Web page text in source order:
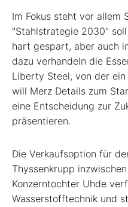
Im Fokus steht vor allem
"Stahlstrategie 2030"
hart gespart, aber auch
dazu verhandeln die
Liberty Steel, von der
will Merz Details zum
eine Entscheidung zur
präsentieren.
Die Verkaufsoption für
Thyssenkrupp
Konzerntochter Uhde
Wasserstofftechnik und